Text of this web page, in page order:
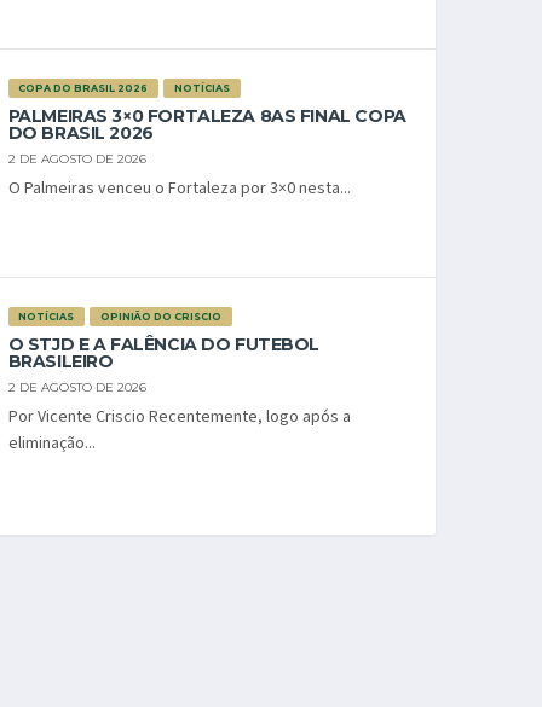
COPA DO BRASIL 2026 NOTÍCIAS
PALMEIRAS 3×0 FORTALEZA 8AS FINAL COPA
DO BRASIL 2026
2 DE AGOSTO DE 2026
O Palmeiras venceu o Fortaleza por 3×0 nesta...
NOTÍCIAS OPINIÃO DO CRISCIO
O STJD E A FALÊNCIA DO FUTEBOL
BRASILEIRO
2 DE AGOSTO DE 2026
Por Vicente Criscio Recentemente, logo após a
eliminação...